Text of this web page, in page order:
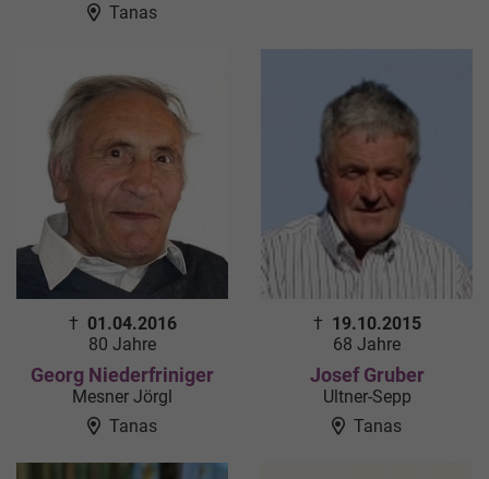
Tanas
† 01.04.2016
80 Jahre
Georg Niederfriniger
Mesner Jörgl
Tanas
† 19.10.2015
68 Jahre
Josef Gruber
Ultner-Sepp
Tanas